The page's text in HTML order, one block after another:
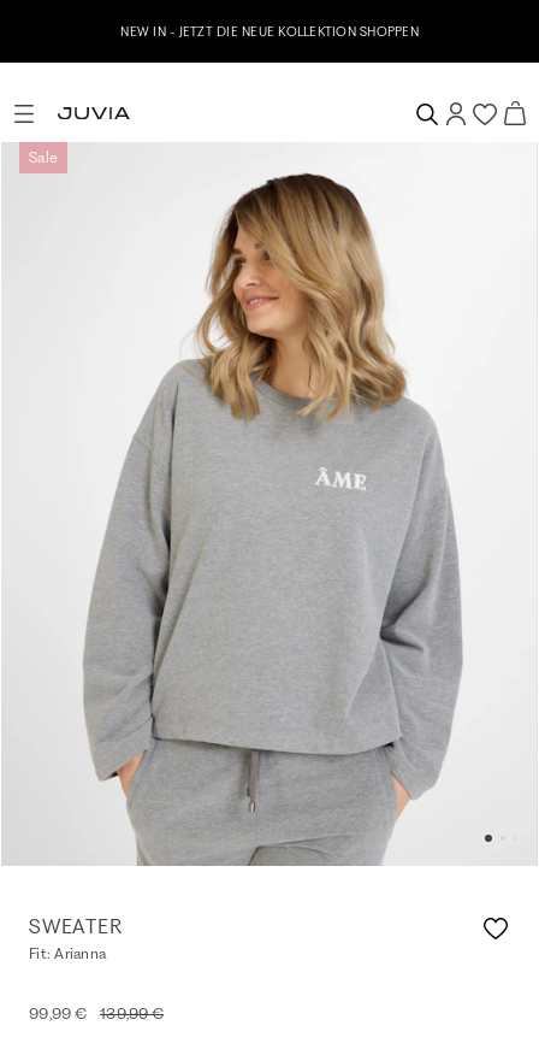
NEW IN - JETZT DIE NEUE KOLLEKTION SHOPPEN
Sale
SWEATER
Fit: Arianna
99,99 € 139,99 €